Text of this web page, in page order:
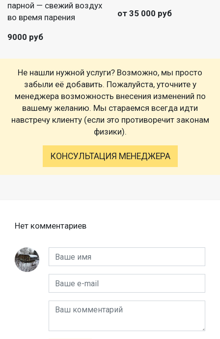
парной — свежий воздух
во время парения
9000 руб
от 35 000 руб
Не нашли нужной услуги? Возможно, мы просто
забыли её добавить. Пожалуйста, уточните у
менеджера возможность внесения изменений по
вашему желанию. Мы стараемся всегда идти
навстречу клиенту (если это противоречит законам
физики).
КОНСУЛЬТАЦИЯ МЕНЕДЖЕРА
Нет комментариев